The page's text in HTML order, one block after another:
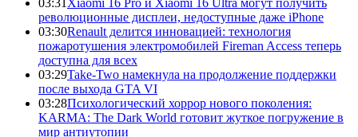
революционные дисплеи, недоступные даже iPhone
03:30Renault делится инновацией: технология
пожаротушения электромобилей Fireman Access теперь
доступна для всех
03:29Take-Two намекнула на продолжение поддержки
после выхода GTA VI
03:28Психологический хоррор нового поколения:
KARMA: The Dark World готовит жуткое погружение в
мир антиутопии